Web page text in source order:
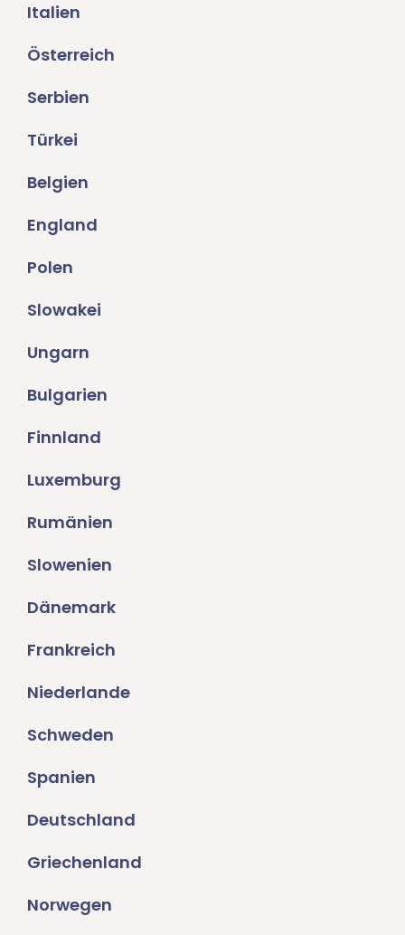
Italien
Österreich
Serbien
Türkei
Belgien
England
Polen
Slowakei
Ungarn
Bulgarien
Finnland
Luxemburg
Rumänien
Slowenien
Dänemark
Frankreich
Niederlande
Schweden
Spanien
Deutschland
Griechenland
Norwegen